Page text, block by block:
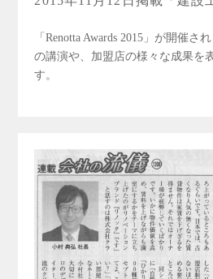
「Renotta Awards 2015」が開催さ
の講演や、加盟店の様々な成果を
す。